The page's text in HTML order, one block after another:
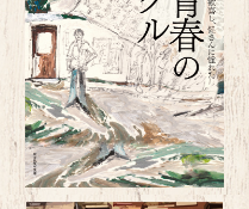
わが青春のウイグル～誰もが日
本映画に歓喜し、健さんに憧れた
～
¥1,650